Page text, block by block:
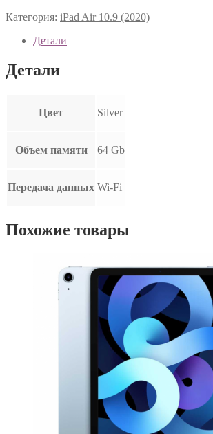
Категория: iPad Air 10.9 (2020)
Детали
Детали
Цвет Silver
Объем памяти 64 Gb
Передача данных Wi-Fi
Похожие товары